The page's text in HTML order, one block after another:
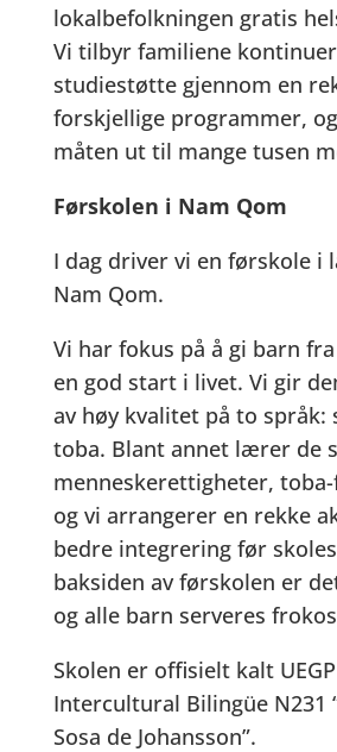
lokalbefolkningen gratis
Vi tilbyr familiene
studiestøtte gjennom en
forskjellige programmer,
måten ut til mange tusen
Førskolen i Nam Qom
I dag driver vi en førskole i
Nam Qom.
Vi har fokus på å gi barn
en god start i livet. Vi gir
av høy kvalitet på to språk:
toba. Blant annet lærer de
menneskerettigheter,
og vi arrangerer en rekke
bedre integrering før
baksiden av førskolen er
og alle barn serveres
Skolen er offisielt kalt
Intercultural Bilingüe N231
Sosa de Johansson”.